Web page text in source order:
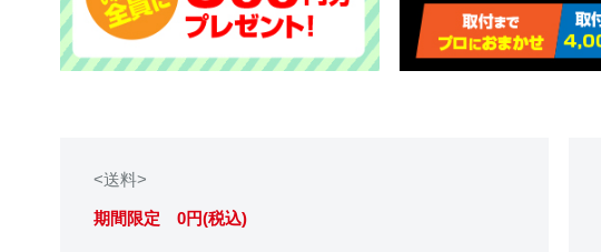
<送料>
期間限定 0円(税込)